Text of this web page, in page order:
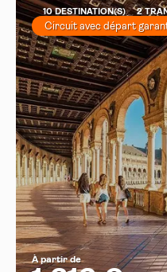
10 DESTINATION(S) 2
Circuit avec départ
À partir de